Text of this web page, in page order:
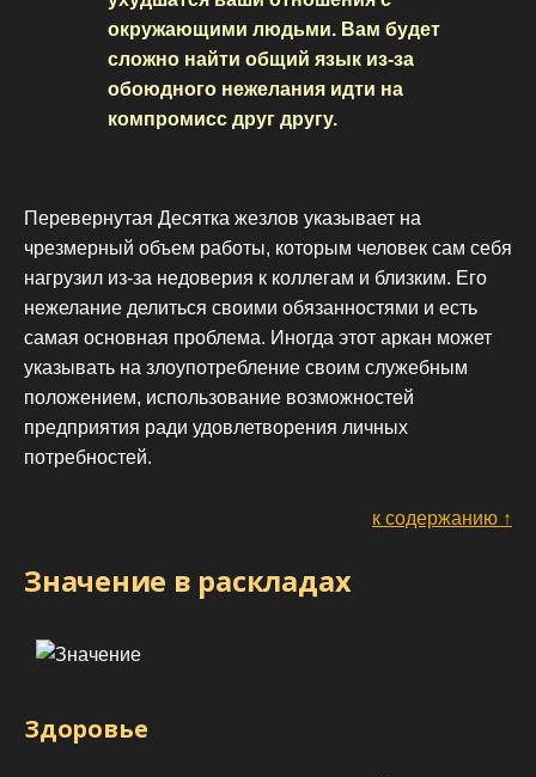
окружающими людьми. Вам будет
сложно найти общий язык из-за
обоюдного нежелания идти на
компромисс друг другу.
Перевернутая Десятка жезлов указывает на
чрезмерный объем работы, которым человек сам себя
нагрузил из-за недоверия к коллегам и близким. Его
нежелание делиться своими обязанностями и есть
самая основная проблема. Иногда этот аркан может
указывать на злоупотребление своим служебным
положением, использование возможностей
предприятия ради удовлетворения личных
потребностей.
к содержанию ↑
Значение в раскладах
Здоровье